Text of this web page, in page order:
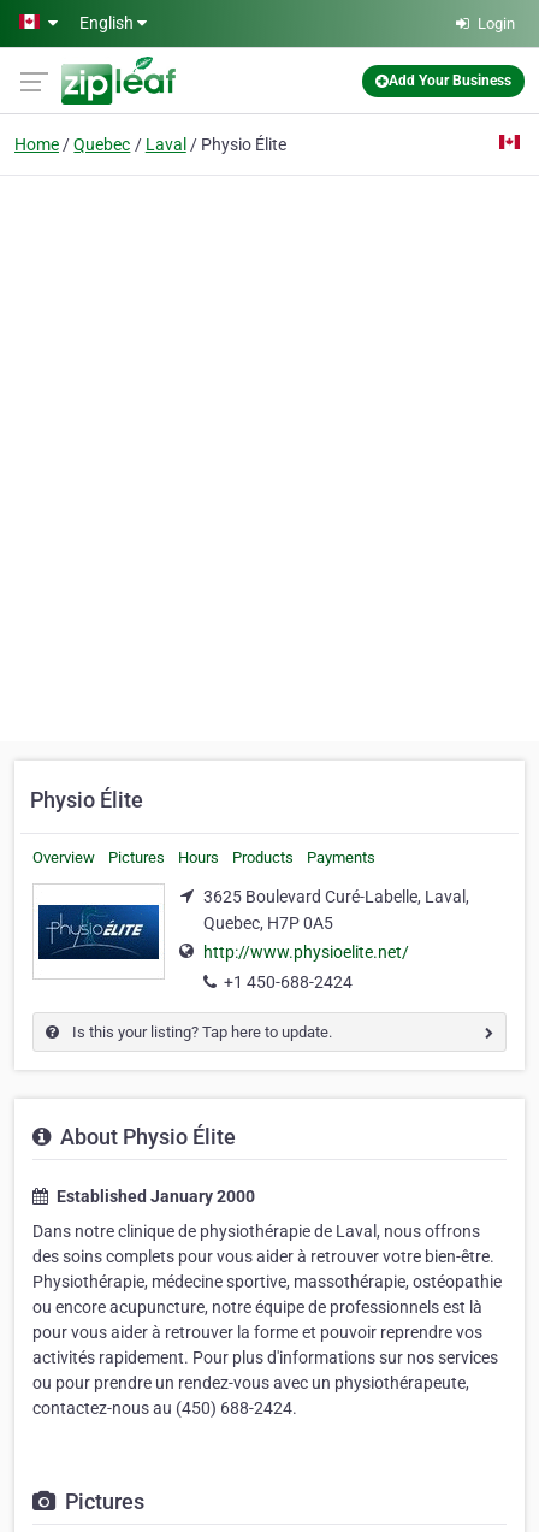
Skip to main content
English Login
Add Your Business
Home Quebec Laval Physio Élite
Physio Élite
Overview Pictures Hours Products Payments
3625 Boulevard Curé-Labelle, Laval,
Quebec, H7P 0A5
http://www.physioelite.net/
+1 450-688-2424
Is this your listing? Tap here to update.
About Physio Élite
Established January 2000
Dans notre clinique de physiothérapie de Laval, nous offrons
des soins complets pour vous aider à retrouver votre bien-être.
Physiothérapie, médecine sportive, massothérapie, ostéopathie
ou encore acupuncture, notre équipe de professionnels est là
pour vous aider à retrouver la forme et pouvoir reprendre vos
activités rapidement. Pour plus d'informations sur nos services
ou pour prendre un rendez-vous avec un physiothérapeute,
contactez-nous au (450) 688-2424.
Pictures